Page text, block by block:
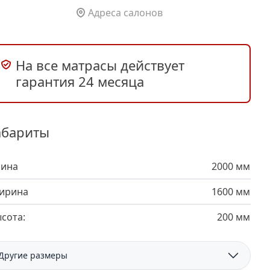
Адреса салонов
На все матрасы действует
гарантия 24 месяца
2000 мм
1600 мм
200 мм
размеры